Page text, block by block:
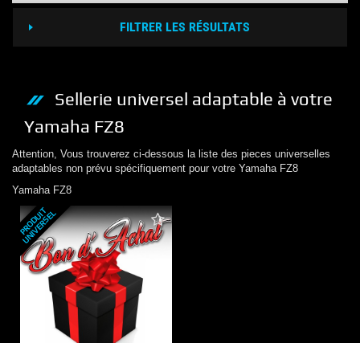
FILTRER LES RÉSULTATS
Sellerie universel adaptable à votre
Yamaha FZ8
Attention, Vous trouverez ci-dessous la liste des pieces universelles
adaptables non prévu spécifiquement pour votre Yamaha FZ8
Yamaha FZ8
P
R
O
D
U
I
T
U
N
I
V
E
R
S
E
L